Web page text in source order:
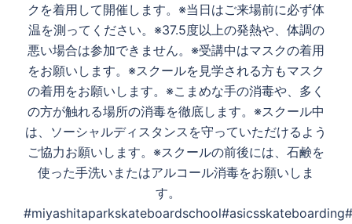
クを着用して開催します。※当日はご来場前に必ず体
温を測ってください。※37.5度以上の発熱や、体調の
悪い場合は参加できません。※受講中はマスクの着用
をお願いします。※スクールを見学される方もマスク
の着用をお願いします。※こまめな手の消毒や、多く
の方が触れる場所の消毒を徹底します。※スクール中
は、ソーシャルディスタンスを守っていただけるよう
ご協力お願いします。※スクールの前後には、石鹸を
使った手洗いまたはアルコール消毒をお願いしま
す。